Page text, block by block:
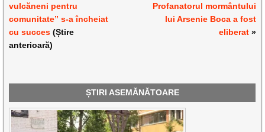
vulcăneni pentru
comunitate” s-a încheiat
cu succes (Știre
anterioară)
Profanatorul mormântului
lui Arsenie Boca a fost
eliberat»
ȘTIRI ASEMĂNĂTOARE